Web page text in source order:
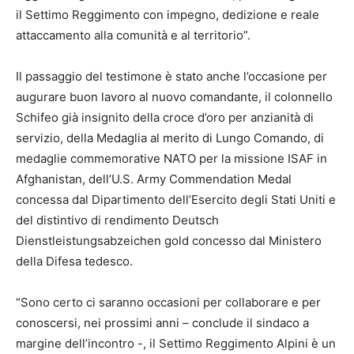
il Settimo Reggimento con impegno, dedizione e reale
attaccamento alla comunità e al territorio”.
Il passaggio del testimone è stato anche l’occasione per
augurare buon lavoro al nuovo comandante, il colonnello
Schifeo già insignito della croce d’oro per anzianità di
servizio, della Medaglia al merito di Lungo Comando, di
medaglie commemorative NATO per la missione ISAF in
Afghanistan, dell’U.S. Army Commendation Medal
concessa dal Dipartimento dell’Esercito degli Stati Uniti e
del distintivo di rendimento Deutsch
Dienstleistungsabzeichen gold concesso dal Ministero
della Difesa tedesco.
“Sono certo ci saranno occasioni per collaborare e per
conoscersi, nei prossimi anni – conclude il sindaco a
margine dell’incontro -, il Settimo Reggimento Alpini è un